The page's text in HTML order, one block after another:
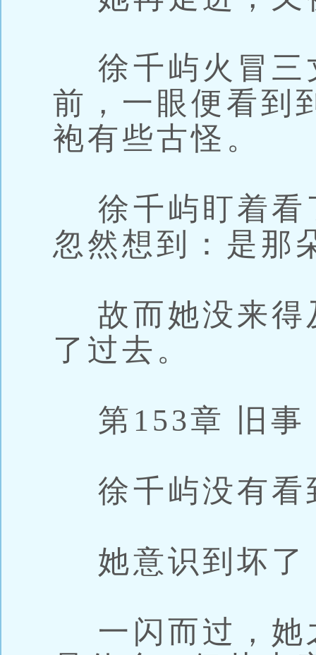
徐千屿火冒三
前，一眼便看到
袍有些古怪。
徐千屿盯着看
忽然想到：是那
故而她没来得
了过去。
第153章 旧事
徐千屿没有看
她意识到坏了
一闪而过，她